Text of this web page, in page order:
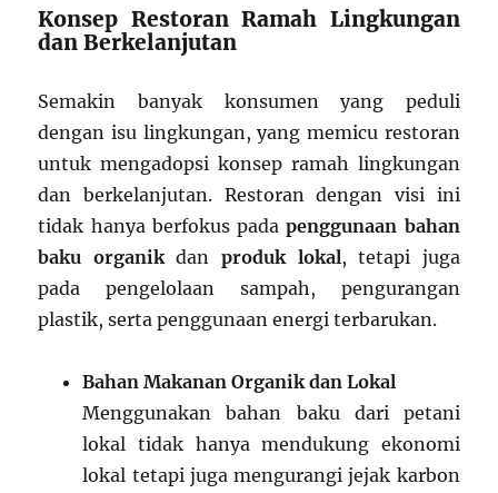
Konsep Restoran Ramah Lingkungan
dan Berkelanjutan
Semakin banyak konsumen yang peduli
dengan isu lingkungan, yang memicu restoran
untuk mengadopsi konsep ramah lingkungan
dan berkelanjutan. Restoran dengan visi ini
tidak hanya berfokus padapenggunaan bahan
baku organikdan produk lokal, tetapi juga
pada pengelolaan sampah, pengurangan
plastik, serta penggunaan energi terbarukan.
Bahan Makanan Organik dan Lokal
Menggunakan bahan baku dari petani
lokal tidak hanya mendukung ekonomi
lokal tetapi juga mengurangi jejak karbon